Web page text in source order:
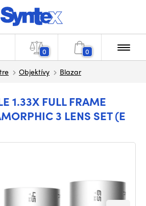
0 0
Objektívy Blazar
1.33X FULL FRAME
3 LENS SET (E